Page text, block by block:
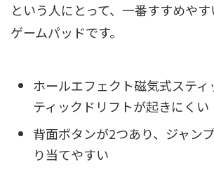
という人にとって、一番すすめや
ゲームパッドです。
ホールエフェクト磁気式スティ
ティックドリフトが起きにくい
背面ボタンが2つあり、ジャン
り当てやすい